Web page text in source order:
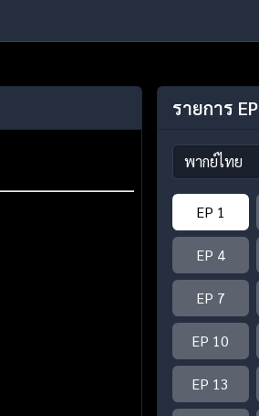
รายการ EP
EP 1
EP 4
EP 7
EP 10
EP 13